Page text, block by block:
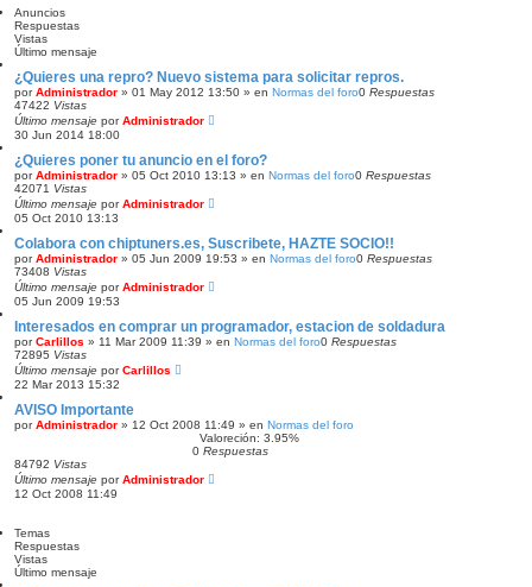
a
n
a
d
Anuncios
Respuestas
Vistas
Último mensaje
¿Quieres una repro? Nuevo sistema para solicitar repros.
porAdministrador » 01 May 2012 13:50 » en Normas del foro0 Respuestas
47422 Vistas
Último mensaje porAdministrador
30 Jun 2014 18:00
¿Quieres poner tu anuncio en el foro?
porAdministrador » 05 Oct 2010 13:13 » en Normas del foro0 Respuestas
42071 Vistas
Último mensaje porAdministrador
05 Oct 2010 13:13
Colabora con chiptuners.es, Suscribete, HAZTE SOCIO!!
porAdministrador » 05 Jun 2009 19:53 » en Normas del foro0 Respuestas
73408 Vistas
Último mensaje porAdministrador
05 Jun 2009 19:53
Interesados en comprar un programador, estacion de soldadura
porCarlillos » 11 Mar 2009 11:39 » en Normas del foro0 Respuestas
72895 Vistas
Último mensaje porCarlillos
22 Mar 2013 15:32
AVISO Importante
porAdministrador » 12 Oct 2008 11:49 » en Normas del foro
Valoreción: 3.95%
0 Respuestas
84792 Vistas
Último mensaje porAdministrador
12 Oct 2008 11:49
Temas
Respuestas
Vistas
Último mensaje